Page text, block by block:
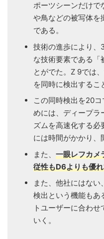
ポーツシーンだけで
や鳥などの被写体を
である。
技術の進歩により、
な技術要素である「
とがでた。Z 9では
を同時に検出するこ
この同時検出を20
めには、ディープラ
ズムを高速化する
には時間がかかり、
また、 一眼レフカメ
従性もD6よりも優
また、他社にはな
検出という機能もあ
トユーザーに合わ
いく。